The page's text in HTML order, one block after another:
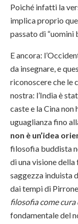
Poiché infatti la
implica proprio
passato di “uomini
E ancora:
da insegnare, e
riconoscere che le
nostra: l’India è
caste e la Cina
uguaglianza fino
non è un’idea
filosofia buddista
di una visione
saggezza induista
dai tempi di
filosofia come cura
fondamentale del